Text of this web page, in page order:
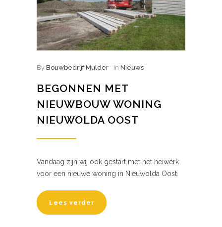
By Bouwbedrijf Mulder In Nieuws
BEGONNEN MET
NIEUWBOUW WONING
NIEUWOLDA OOST
Vandaag zijn wij ook gestart met het heiwerk
voor een nieuwe woning in Nieuwolda Oost.
Lees verder